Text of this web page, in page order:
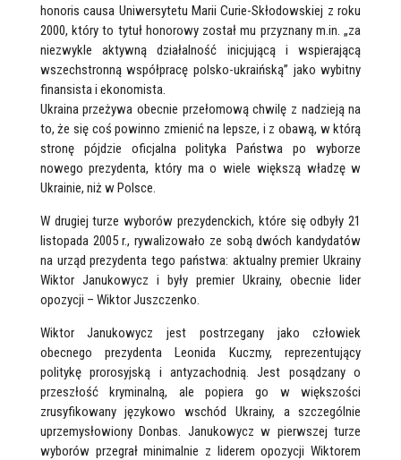
honoris causa Uniwersytetu Marii Curie-Skłodowskiej z roku
2000, który to tytuł honorowy został mu przyznany m.in. „za
niezwykle aktywną działalność inicjującą i wspierającą
wszechstronną współpracę polsko-ukraińską” jako wybitny
finansista i ekonomista.
Ukraina przeżywa obecnie przełomową chwilę z nadzieją na
to, że się coś powinno zmienić na lepsze, i z obawą, w którą
stronę pójdzie oficjalna polityka Państwa po wyborze
nowego prezydenta, który ma o wiele większą władzę w
Ukrainie, niż w Polsce.
W drugiej turze wyborów prezydenckich, które się odbyły 21
listopada 2005 r., rywalizowało ze sobą dwóch kandydatów
na urząd prezydenta tego państwa: aktualny premier Ukrainy
Wiktor Janukowycz i były premier Ukrainy, obecnie lider
opozycji – Wiktor Juszczenko.
Wiktor Janukowycz jest postrzegany jako człowiek
obecnego prezydenta Leonida Kuczmy, reprezentujący
politykę prorosyjską i antyzachodnią. Jest posądzany o
przeszłość kryminalną, ale popiera go w większości
zrusyfikowany językowo wschód Ukrainy, a szczególnie
uprzemysłowiony Donbas. Janukowycz w pierwszej turze
wyborów przegrał minimalnie z liderem opozycji Wiktorem